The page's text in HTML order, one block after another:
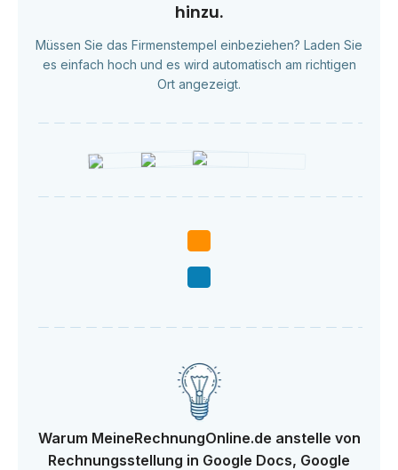
hinzu.
Müssen Sie das Firmenstempel einbeziehen? Laden Sie
es einfach hoch und es wird automatisch am richtigen
Ort angezeigt.
Warum MeineRechnungOnline.de anstelle von
Rechnungsstellung in Google Docs, Google